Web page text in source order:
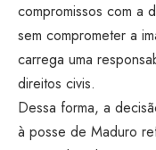
compromissos com a
sem comprometer a
carrega uma
direitos civis.
Dessa forma, a
à posse de Maduro